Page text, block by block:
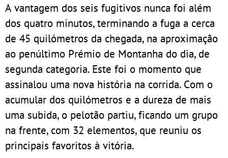
A vantagem dos seis fugitivos nunca foi além
dos quatro minutos, terminando a fuga a cerca
de 45 quilómetros da chegada, na aproximação
ao penúltimo Prémio de Montanha do dia, de
segunda categoria. Este foi o momento que
assinalou uma nova história na corrida. Com o
acumular dos quilómetros e a dureza de mais
uma subida, o pelotão partiu, ficando um grupo
na frente, com 32 elementos, que reuniu os
principais favoritos à vitória.